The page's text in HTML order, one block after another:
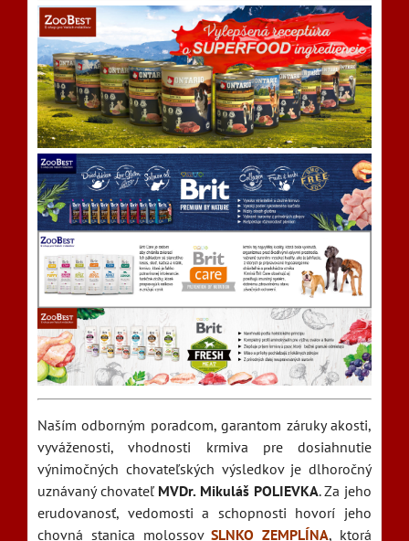
Naším odborným poradcom, garantom záruky akosti,
vyváženosti, vhodnosti krmiva pre dosiahnutie
výnimočných chovateľských výsledkov je dlhoročný
uznávaný chovateľ MVDr. Mikuláš POLIEVKA. Za jeho
erudovanosť, vedomosti a schopnosti hovorí jeho
chovná stanica molossovSLNKO ZEMPLÍNA, ktorá